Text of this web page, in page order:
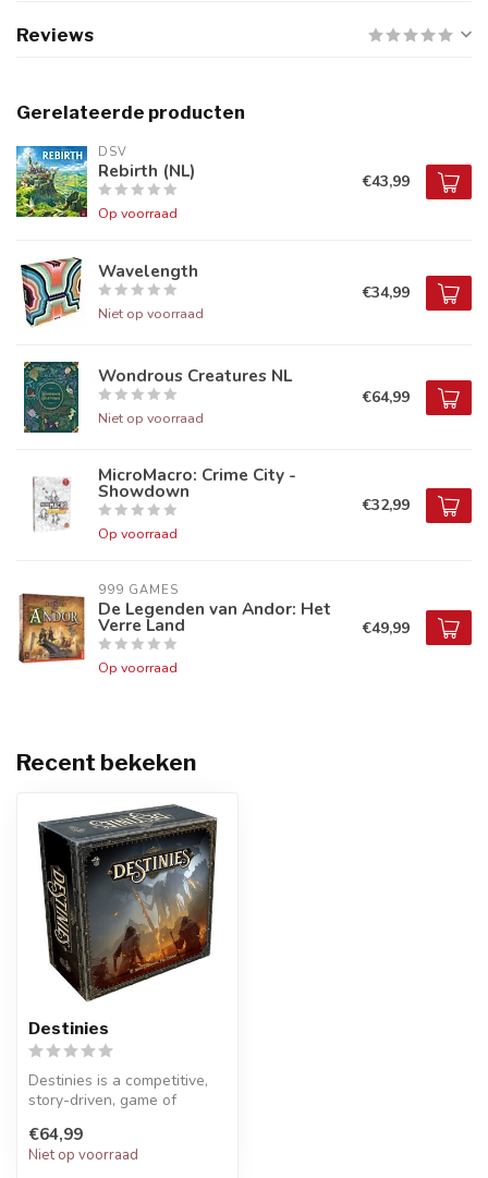
Reviews
Gerelateerde producten
DSV
Rebirth (NL)
Op voorraad
€43,99
Wavelength
Niet op voorraad
€34,99
Wondrous Creatures NL
Niet op voorraad
€64,99
MicroMacro: Crime City -
Showdown
Op voorraad
€32,99
999 GAMES
De Legenden van Andor: Het
Verre Land
Op voorraad
€49,99
Recent bekeken
Destinies
Destinies is a competitive,
story-driven, game of
mix...
€64,99
Niet op voorraad